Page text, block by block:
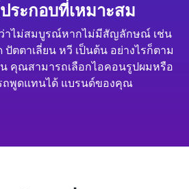
ระกอบที่เหมาะสม
าไม่สมบูรณ์หากไม่มีสัญลักษณ์ เช่น
ตตาเลี่ยน หวี เป็นต้น อย่างไรก็ตาม
คุณสามารถเลือกไอคอนรูปผมหรือ
ถพูดแทนได้ แบรนด์ของคุณ